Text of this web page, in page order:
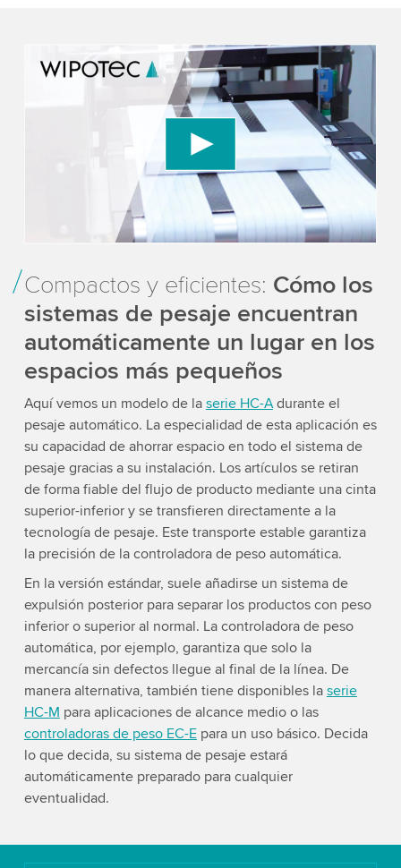
We need your consent to load the YouTube
We use a third party service to embed video
content that may collect data about your activity.
Please review the details and accept the service
to watch this video.
More information
Compactos y eficientes: Cómo los
sistemas de pesaje encuentran
automáticamente un lugar en los
espacios más pequeños
Aquí vemos un modelo de la serie HC-Adurante el
pesaje automático. La especialidad de esta aplicación es
su capacidad de ahorrar espacio en todo el sistema de
pesaje gracias a su instalación. Los artículos se retiran
de forma fiable del flujo de producto mediante una cinta
superior-inferior y se transfieren directamente a la
tecnología de pesaje. Este transporte estable garantiza
la precisión de la controladora de peso automática.
En la versión estándar, suele añadirse un sistema de
expulsión posterior para separar los productos con peso
inferior o superior al normal. La controladora de peso
automática, por ejemplo, garantiza que solo la
mercancía sin defectos llegue al final de la línea. De
manera alternativa, también tiene disponibles la serie
HC-M para aplicaciones de alcance medio o las
controladoras de peso EC-Epara un uso básico. Decida
lo que decida, su sistema de pesaje estará
automáticamente preparado para cualquier
eventualidad.